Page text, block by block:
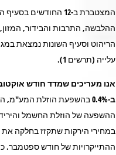
המצטברת ב-12 החודשים
ההלבשה, התרבות והבידור,
הריהוט וסעיף השונות נמצאת
עלייה (תרשים 1).
אנו מעריכים שמדד חודש
ב-0.4%
בהשפעת הוזלת המע"מ,
ההשפעה של הוזלת החשמל
במחירי הירקות שתקזז בחלקה את
ההתייקרויות של חודש ספטמבר.